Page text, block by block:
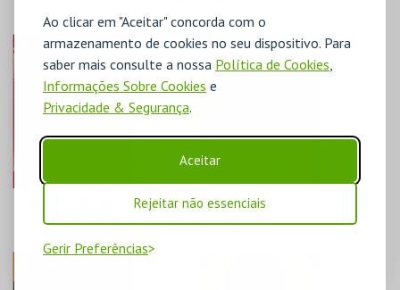
Ao clicar em "Aceitar" concorda com o
armazenamento de cookies no seu dispositivo. Para
saber mais consulte a nossa Política de Cookies
Informações Sobre Cookies e
Privacidade & Segurança.
Aceitar
Rejeitar não essenciais
Gerir Preferências
TAGV
MAIS INFO
COMPRAR
AUDIODESCRIÇÃO
INTEGRADA
TAGV
COMPRAR
A AMIGA